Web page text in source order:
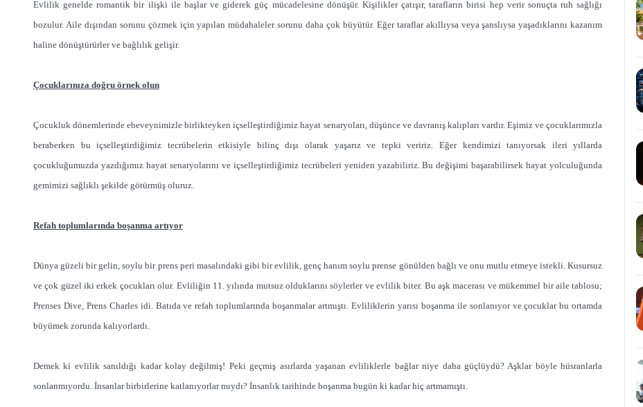
Evlilik genelde romantik bir ilişki ile başlar ve giderek güç mücadelesine dönüşür. Kişilikler çatışır, tarafların birisi hep verir sonuçta ruh sağlığı
bozulur. Aile dışından sorunu çözmek için yapılan müdahaleler sorunu daha çok büyütür. Eğer taraflar akıllıysa veya şanslıysa yaşadıklarını kazanım
haline dönüştürürler ve bağlılık gelişir.
Çocuklarınıza doğru örnek olun
Çocukluk dönemlerinde ebeveynimizle birlikteyken içselleştirdiğimiz hayat senaryoları, düşünce ve davranış kalıpları vardır. Eşimiz ve çocuklarımızla
beraberken bu içselleştirdiğimiz tecrübelerin etkisiyle bilinç dışı olarak yaşarız ve tepki veririz. Eğer kendimizi tanıyorsak ileri yıllarda
çocukluğumuzda yazdığımız hayat senaryolarını ve içselleştirdiğimiz tecrübeleri yeniden yazabiliriz. Bu değişimi başarabilirsek hayat yolculuğunda
gemimizi sağlıklı şekilde götürmüş oluruz.
Refah toplumlarında boşanma artıyor
Dünya güzeli bir gelin, soylu bir prens peri masalındaki gibi bir evlilik, genç hanım soylu prense gönülden bağlı ve onu mutlu etmeye istekli. Kusursuz
ve çok güzel iki erkek çocukları olur. Evliliğin 11. yılında mutsuz olduklarını söylerler ve evlilik biter. Bu aşk macerası ve mükemmel bir aile tablosu;
Prenses Dive, Prens Charles idi. Batıda ve refah toplumlarında boşanmalar artmıştı. Evliliklerin yarısı boşanma ile sonlanıyor ve çocuklar bu ortamda
büyümek zorunda kalıyorlardı.
Demek ki evlilik sanıldığı kadar kolay değilmiş! Peki geçmiş asırlarda yaşanan evliliklerle bağlar niye daha güçlüydü? Aşklar böyle hüsranlarla
sonlanmıyordu. İnsanlar birbirlerine katlanıyorlar mıydı? İnsanlık tarihinde boşanma bugün ki kadar hiç artmamıştı.